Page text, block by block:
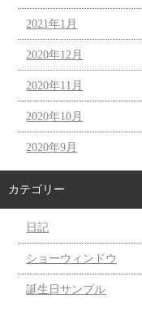
2021年1月
2020年12月
2020年11月
2020年10月
2020年9月
カテゴリー
日記
ショーウィンドウ
誕生日サンプル